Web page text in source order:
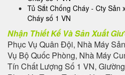
Tủ Sắt Chống Cháy - Cty Sản
Cháy số 1 VN
Nhận Thiết Kế Và Sản Xuất
Phục Vụ Quân Đội, Nhà Máy
Vụ Bộ Quốc Phòng, Nhà Máy
Tín Chất Lượng Số 1 VN,